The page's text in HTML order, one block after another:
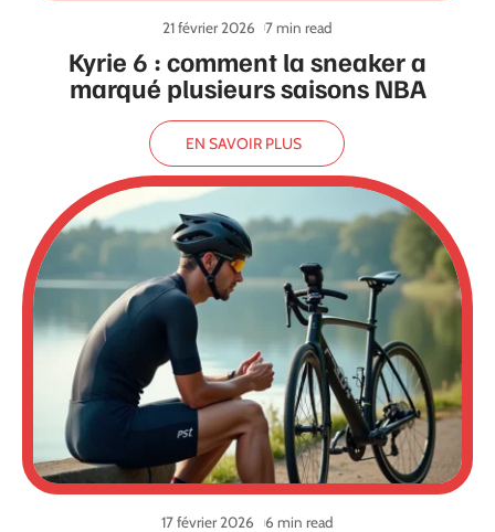
Kyrie 6 : comment la sneaker a
marqué plusieurs saisons NBA
21 février 2026 7 min read
EN SAVOIR PLUS
17 février 2026 6 min read